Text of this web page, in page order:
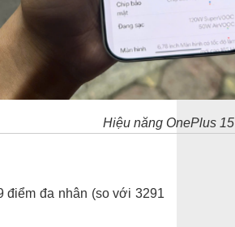
Hiệu năng OnePlus 15
điểm đa nhân (so với 3291